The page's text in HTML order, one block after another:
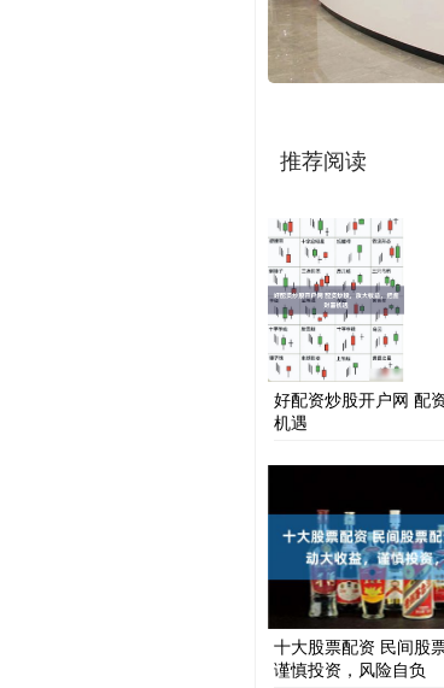
推荐阅读
好配资炒股开户网 配
机遇
十大股票配资 民间股
谨慎投资，风险自负